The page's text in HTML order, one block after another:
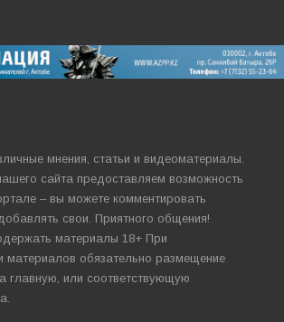
мнения, статьи и видеоматериалы.
сайта предоставляем возможность
– вы можете комментировать
свои. Приятного общения!
материалы 18+ При
материалов обязательно размещение
главную, или соответствующую